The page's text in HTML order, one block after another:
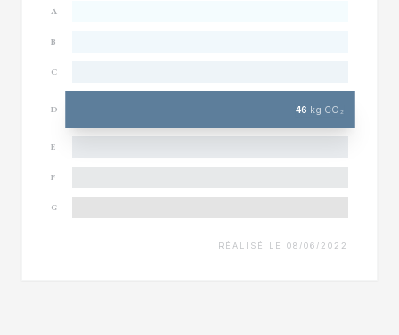
A
B
C
D 46 kg CO₂
E
F
G
RÉALISÉ LE 08/06/2022